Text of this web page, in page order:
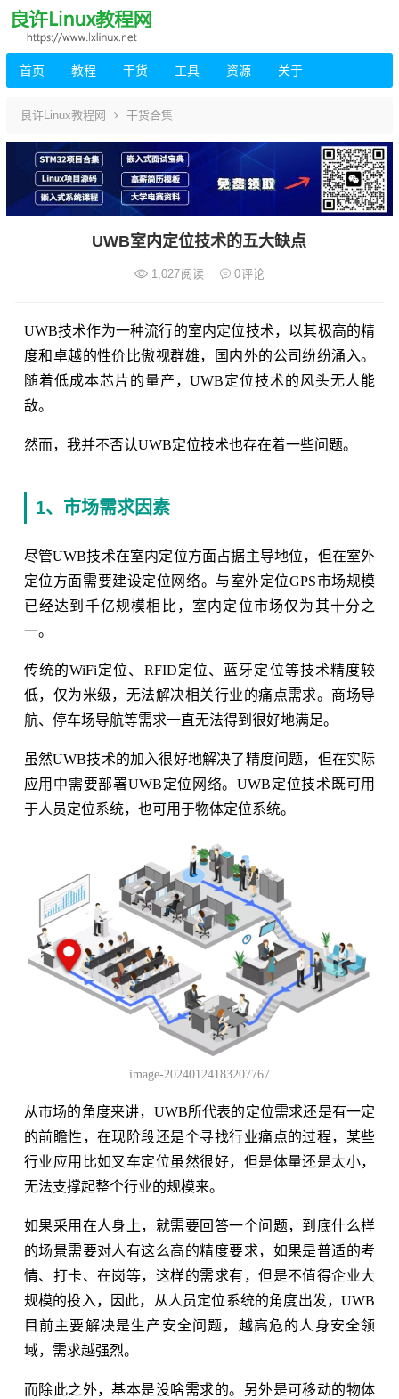
首页 教程 干货 工具 资源 关于
良许Linux教程网 干货合集
UWB室内定位技术的五大缺点
1,027阅读 0评论
UWB技术作为一种流行的室内定位技术，以其极高的精
度和卓越的性价比傲视群雄，国内外的公司纷纷涌入。
随着低成本芯片的量产，UWB定位技术的风头无人能
敌。
然而，我并不否认UWB定位技术也存在着一些问题。
1、市场需求因素
尽管UWB技术在室内定位方面占据主导地位，但在室外
定位方面需要建设定位网络。与室外定位GPS市场规模
已经达到千亿规模相比，室内定位市场仅为其十分之
一。
传统的WiFi定位、RFID定位、蓝牙定位等技术精度较
低，仅为米级，无法解决相关行业的痛点需求。商场导
航、停车场导航等需求一直无法得到很好地满足。
虽然UWB技术的加入很好地解决了精度问题，但在实际
应用中需要部署UWB定位网络。UWB定位技术既可用
于人员定位系统，也可用于物体定位系统。
image-20240124183207767
从市场的角度来讲，UWB所代表的定位需求还是有一定
的前瞻性，在现阶段还是个寻找行业痛点的过程，某些
行业应用比如叉车定位虽然很好，但是体量还是太小，
无法支撑起整个行业的规模来。
如果采用在人身上，就需要回答一个问题，到底什么样
的场景需要对人有这么高的精度要求，如果是普适的考
情、打卡、在岗等，这样的需求有，但是不值得企业大
规模的投入，因此，从人员定位系统的角度出发，UWB
目前主要解决是生产安全问题，越高危的人身安全领
域，需求越强烈。
而除此之外，基本是没啥需求的。另外是可移动的物体